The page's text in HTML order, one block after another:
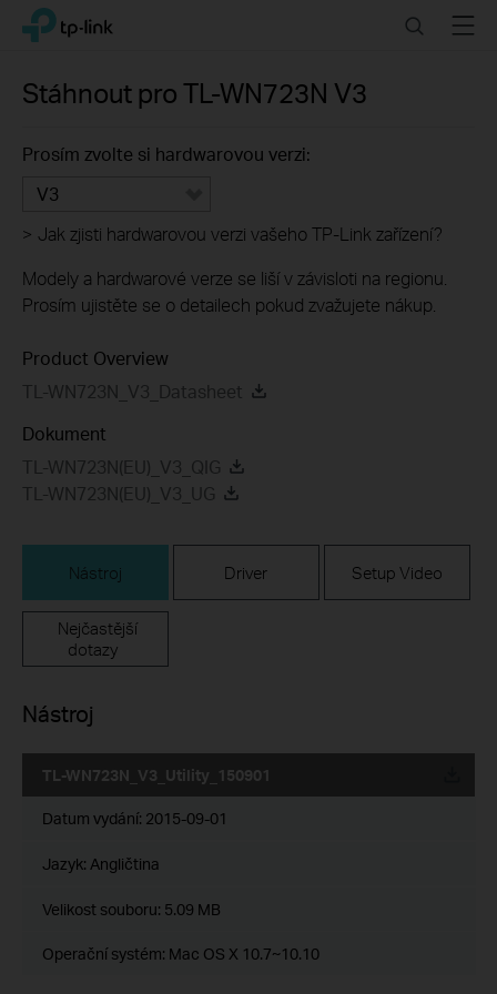
Click
navigation
TP-Link, Reliably Smart SearchMenu
Stáhnout proTL-WN723N V3
Prosím zvolte si hardwarovou verzi:
V3
> Jak zjisti hardwarovou verzi vašeho TP-Link zařízení?
Modely a hardwarové verze se liší v závisloti na regionu.
Prosím ujistěte se o detailech pokud zvažujete nákup.
Product Overview
TL-WN723N_V3_Datasheet
Dokument
TL-WN723N(EU)_V3_QIG
TL-WN723N(EU)_V3_UG
Nástroj Driver Setup Video
Nejčastější
dotazy
Nástroj
TL-WN723N_V3_Utility_150901
Datum vydání: 2015-09-01
Jazyk: Angličtina
Velikost souboru: 5.09 MB
Operační systém: Mac OS X 10.7~10.10